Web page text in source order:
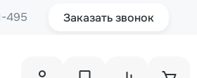
495 Заказать звонок